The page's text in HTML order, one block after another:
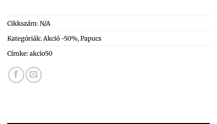
Cikkszám:N/A
Kategóriák:Akció -50%,Papucs
Címke:akcio50